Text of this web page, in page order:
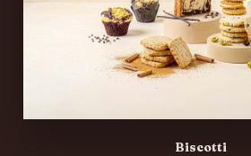
Biscotti